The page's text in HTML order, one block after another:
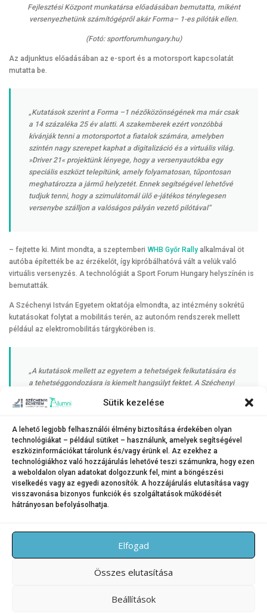
Sütik kezelése
A lehető legjobb felhasználói élmény biztosítása érdekében olyan
technológiákat – például sütiket – használunk, amelyek segítségével
eszközinformációkat tárolunk és/vagy érünk el. Az ezekhez a
technológiákhoz való hozzájárulás lehetővé teszi számunkra, hogy ezen
a weboldalon olyan adatokat dolgozzunk fel, mint a böngészési
viselkedés vagy az egyedi azonosítók. A hozzájárulás elutasítása vagy
visszavonása bizonyos funkciók és szolgáltatások működését
hátrányosan befolyásolhatja.
Elfogad
Összes elutasítása
Beállítások
Fejlesztési Központ munkatársa előadásában bemutatta, miként
versenyezhetünk számítógépről akár Forma– 1-es pilóták ellen.
(Fotó: sportforumhungary.hu)
Az adjunktus előadásában az e-sport és a motorsport kapcsolatát
mutatta be.
„Kutatások szerint a Forma –1 nézőközönségének ma már csak
a 14 százaléka 25 év alatti. A szakemberek ezért vonzóbbá
kívánják tenni a motorsportot a fiatalok számára, amelyben
szintén nagy szerepet kaphat a digitalizáció és a virtuális világ.
»Driver 21« projektünk lényege, hogy a versenyautókba egy
speciális eszközt telepítünk, amely folyamatosan, tűpontosan
meghatározza a jármű helyzetét. Ennek segítségével lehetővé
tudjuk tenni, hogy a szimulátornál ülő e-játékos ténylegesen
versenybe szálljon a valóságos pályán vezető pilótával”
– fejtette ki. Mint mondta, a szeptemberi WHB Győr Rallyalkalmával öt
autóba építették be az érzékelőt, így kipróbálhatóvá vált a velük való
virtuális versenyzés. A technológiát a Sport Forum Hungary helyszínén is
bemutatták.
A Széchenyi István Egyetem oktatója elmondta, az intézmény sokrétű
kutatásokat folytat a mobilitás terén, az autonóm rendszerek mellett
például az elektromobilitás tárgykörében is.
„A kutatások mellett az egyetem a tehetségek felkutatására és
a tehetséggondozásra is kiemelt hangsúlyt fektet. A Széchenyi
szolgálja. A technológia és a sport a jövőben egyre inkább
szerepet vállal”
– zárta.
KATEGÓRIA:HÍREK